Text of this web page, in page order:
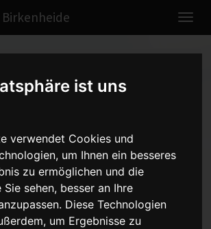
ist uns
verwendet Cookies und
um Ihnen ein besseres
zu ermöglichen und die
Sie sehen, besser an Ihre
Diese Technologien
um Ergebnisse zu
- Kreisliga Süd -
Saison